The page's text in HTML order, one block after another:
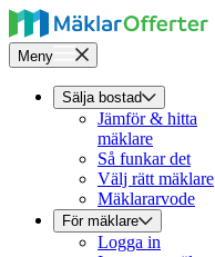
Meny
Sälja bostad
Jämför & hitta
mäklare
Så funkar det
Välj rätt mäklare
Mäklararvode
För mäklare
Logga in